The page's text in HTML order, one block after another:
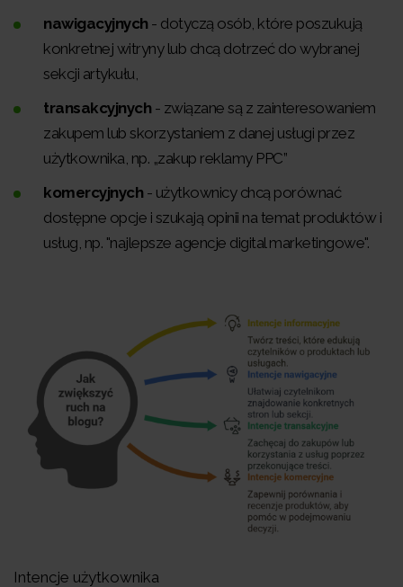
nawigacyjnych - dotyczą osób, które poszukują
konkretnej witryny lub chcą dotrzeć do wybranej
sekcji artykułu,
transakcyjnych - związane są z zainteresowaniem
zakupem lub skorzystaniem z danej usługi przez
użytkownika, np. „zakup reklamy PPC”
komercyjnych - użytkownicy chcą porównać
dostępne opcje i szukają opinii na temat produktów i
usług, np. "najlepsze agencje digital marketingowe".
Intencje użytkownika